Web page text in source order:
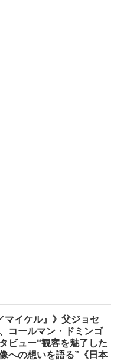
マイケル』》父ジョセ
コールマン・ドミンゴ
ビュー“観客を魅了した
への想いを語る”《日本